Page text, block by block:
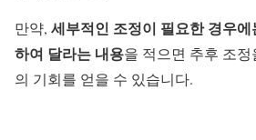
만약, 세부적인 조정이 필요한 경우에
하여 달라는 내용을 적으면 추후 조
의 기회를 얻을 수 있습니다.